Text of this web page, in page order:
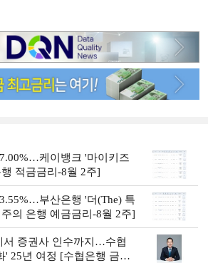
케이뱅크 '마이키즈
적금금리-8월 2주]
부산은행 '더(The) 특
의 은행 예금금리-8월 2주]
서 증권사 인수까지…수협
' 25년 여정 [수협은행 금융